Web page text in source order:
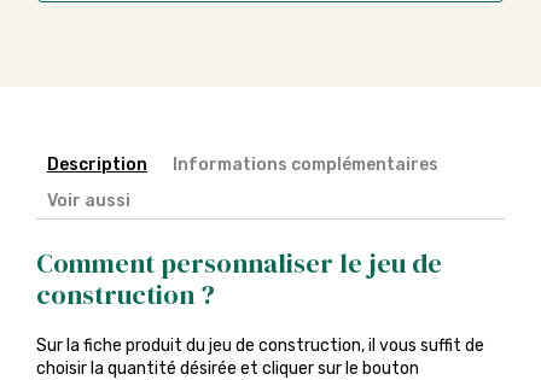
Description
Informations complémentaires
Voir aussi
Comment personnaliser le jeu de
construction ?
Sur la fiche produit du jeu de construction, il vous suffit de
choisir la quantité désirée et cliquer sur le bouton